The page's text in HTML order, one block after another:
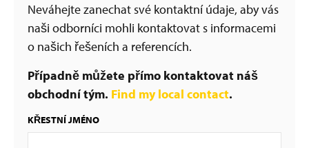
Neváhejte zanechat své kontaktní údaje, aby vás
naši odborníci mohli kontaktovat s informacemi
o našich řešeních a referencích.
Případně můžete přímo kontaktovat náš
obchodní tým. Find my local contact.
KŘESTNÍ JMÉNO